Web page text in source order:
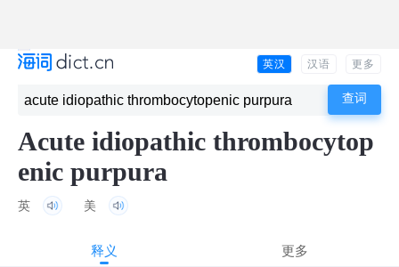
英汉 汉语 更多
Acute idiopathic thrombocytop
enic purpura
英 美
释义 更多